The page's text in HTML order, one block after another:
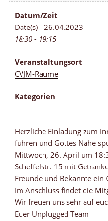
Datum/Zeit
Date(s) - 26.04.2023
18:30 - 19:15
Veranstaltungsort
CVJM-Räume
Kategorien
Herzliche Einladung zum
führen und Gottes Nähe
Mittwoch, 26. April um
Scheffelstr. 15 mit
Freunde und Bekannte ein
Im Anschluss findet die
Wir freuen uns sehr auf
Euer Unplugged Team